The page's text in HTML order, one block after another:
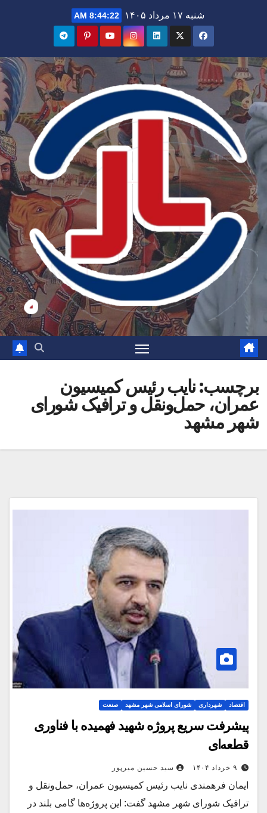
شنبه ۱۷ مرداد ۱۴۰۵ 8:44:23 AM
برچسب:نایب رئیس کمیسیون
عمران، حمل‌ونقل و ترافیک شورای
شهر مشهد
اقتصاد شهرداری شورای اسلامی شهر مشهد صنعت
پیشرفت سریع پروژه شهید فهمیده با فناوری
قطعه‌ای
۹ خرداد ۱۴۰۴ سید حسین میرپور
ایمان فرهمندی نایب رئیس کمیسیون عمران، حمل‌ونقل و
ترافیک شورای شهر مشهد گفت: این پروژه‌ها گامی بلند در